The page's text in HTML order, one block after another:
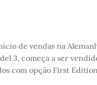
de vendas na
3, começa a ser
com opção First